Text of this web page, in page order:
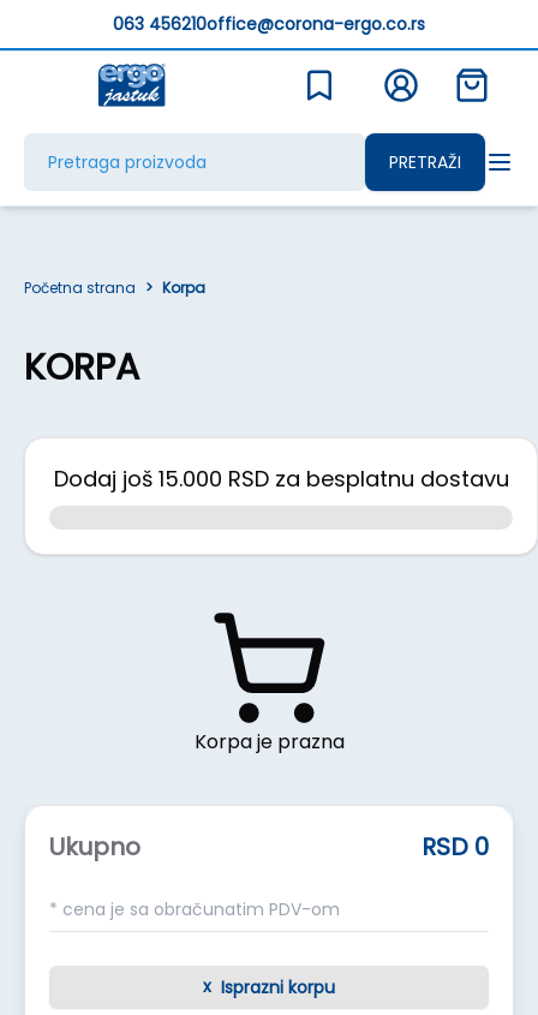
063 456210office@corona-ergo.co.rs
PRETRAŽI
Početna strana > Korpa
KORPA
Dodaj još 15.000 RSD za besplatnu dostavu
Korpa je prazna
Ukupno RSD 0
* cena je sa obračunatim PDV-om
x Isprazni korpu